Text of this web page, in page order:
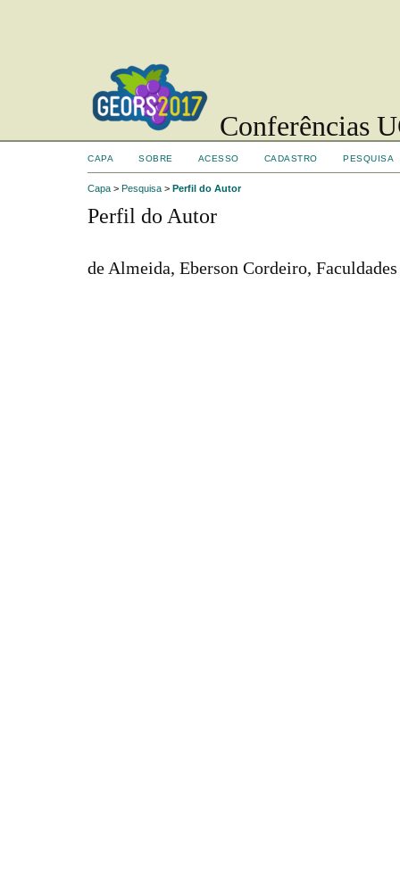
Conferências
CAPA SOBRE ACESSO CADASTRO PESQUISA
Capa > Pesquisa > Perfil do Autor
Perfil do Autor
de Almeida, Eberson Cordeiro,